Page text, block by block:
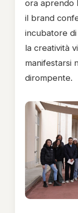
ora aprendo
il brand
incubatore
la creatività
manifestarsi
dirompente.